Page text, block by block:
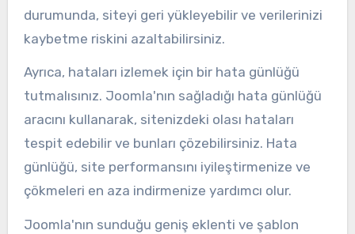
durumunda, siteyi geri yükleyebilir ve verilerinizi
kaybetme riskini azaltabilirsiniz.
Ayrıca, hataları izlemek için bir hata günlüğü
tutmalısınız. Joomla'nın sağladığı hata günlüğü
aracını kullanarak, sitenizdeki olası hataları
tespit edebilir ve bunları çözebilirsiniz. Hata
günlüğü, site performansını iyileştirmenize ve
çökmeleri en aza indirmenize yardımcı olur.
Joomla'nın sunduğu geniş eklenti ve şablon